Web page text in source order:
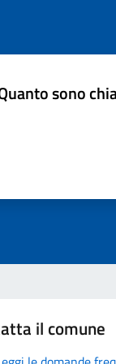
sono
il comune